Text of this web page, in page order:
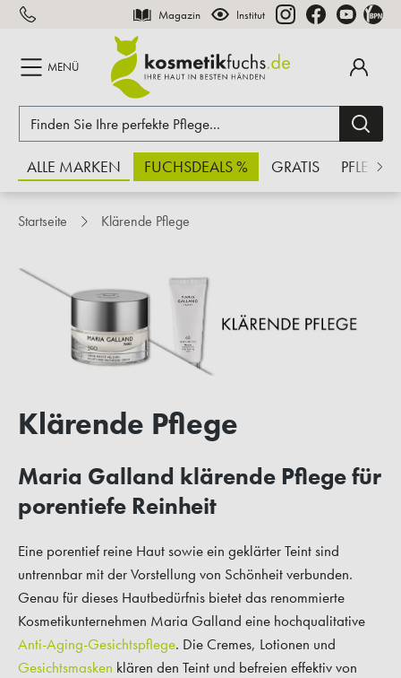
springen Magazin Institut
MENÜ
ALLE MARKEN FUCHSDEALS % GRATIS PFLEGE
Startseite Klärende Pflege
Klärende Pflege
Maria Galland klärende Pflege für
porentiefe Reinheit
Eine porentief reine Haut sowie ein geklärter Teint sind
untrennbar mit der Vorstellung von Schönheit verbunden.
Genau für dieses Hautbedürfnis bietet das renommierte
Kosmetikunternehmen Maria Galland eine hochqualitative
Anti-Aging-Gesichtspflege. Die Cremes, Lotionen und
Gesichtsmasken klären den Teint und befreien effektiv von